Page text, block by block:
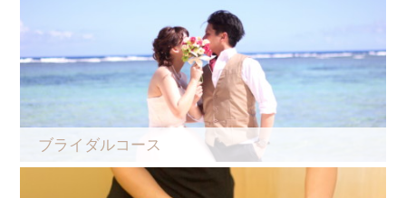
ブライダルコース